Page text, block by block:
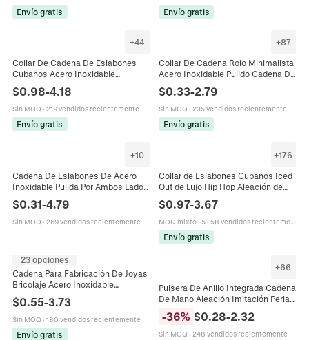
Envío gratis Envío gratis
+44
Collar De Cadena De Eslabones
Cubanos Acero Inoxidable
Chapado En Oro Al Vacío Color
Plata Minimalista Hip Hop Punk
Joyas Para Hombre Mujer
$0.98-4.18
Sin MOQ · 219 vendidos recientemente
Envío gratis
+87
Collar De Cadena Rolo Minimalista
Acero Inoxidable Pulido Cadena De
Eslabones Redondos Joyería Para
Hombres Y Mujeres
$0.33-2.79
Sin MOQ · 235 vendidos recientemente
Envío gratis
+10
Cadena De Eslabones De Acero
Inoxidable Pulida Por Ambos Lados
Pulseras Accesorio
$0.31-4.79
Sin MOQ · 269 vendidos recientemente
+176
Collar de Eslabones Cubanos Iced
Out de Lujo Hip Hop Aleación de
Joyería de Fiesta Streetwear
$0.97-3.67
MOQ mixto: 5· 58 vendidos recientemente
Envío gratis
23 opciones
Cadena Para Fabricación De Joyas
Bricolaje Acero Inoxidable
Alargados Collar Pulsera
$0.55-3.73
Sin MOQ · 180 vendidos recientemente
Envío gratis
+66
Pulsera De Anillo Integrada Cadena
De Mano Aleación Imitación Perla
Artificial Mariposa Corazón Boho
Multicapa Joyería Ajustable
Mujeres
-36% $0.28-2.32
Sin MOQ · 248 vendidos recientemente